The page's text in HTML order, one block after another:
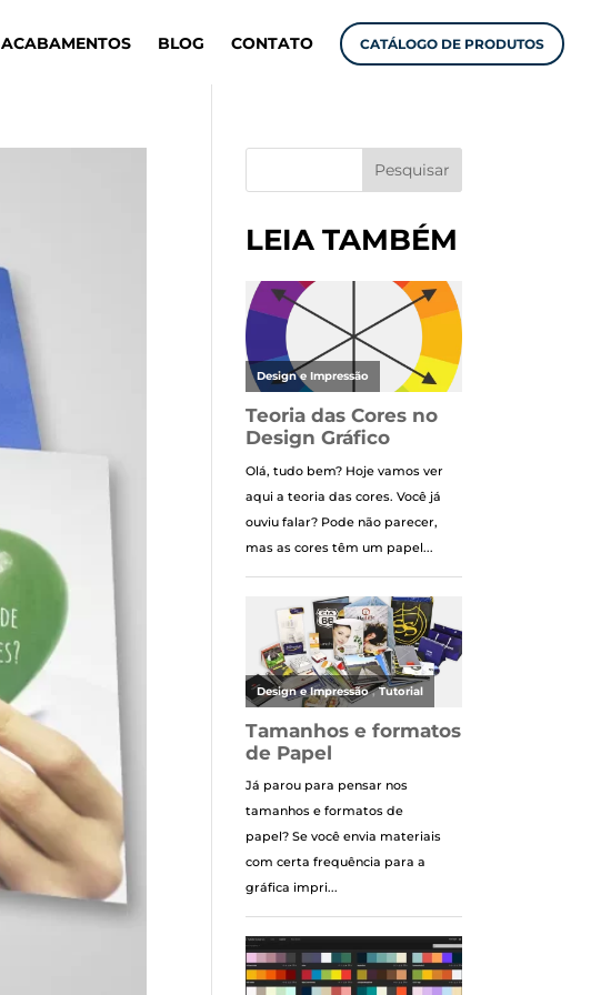
ACABAMENTOS BLOG CONTATO CATÁLOGO DE PRODUTOS
Pesquisar
LEIA TAMBÉM